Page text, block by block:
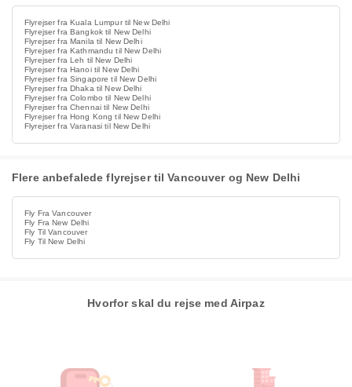
Flyrejser fra Kuala Lumpur til New Delhi
Flyrejser fra Bangkok til New Delhi
Flyrejser fra Manila til New Delhi
Flyrejser fra Kathmandu til New Delhi
Flyrejser fra Leh til New Delhi
Flyrejser fra Hanoi til New Delhi
Flyrejser fra Singapore til New Delhi
Flyrejser fra Dhaka til New Delhi
Flyrejser fra Colombo til New Delhi
Flyrejser fra Chennai til New Delhi
Flyrejser fra Hong Kong til New Delhi
Flyrejser fra Varanasi til New Delhi
Flere anbefalede flyrejser til Vancouver og New Delhi
Fly Fra Vancouver
Fly Fra New Delhi
Fly Til Vancouver
Fly Til New Delhi
Hvorfor skal du rejse med Airpaz